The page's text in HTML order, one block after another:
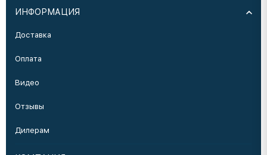
ИНФОРМАЦИЯ
Доставка
Оплата
Видео
Отзывы
Дилерам